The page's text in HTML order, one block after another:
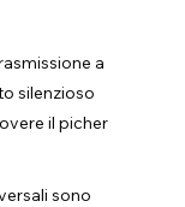
a
silenzioso
il picher
sono